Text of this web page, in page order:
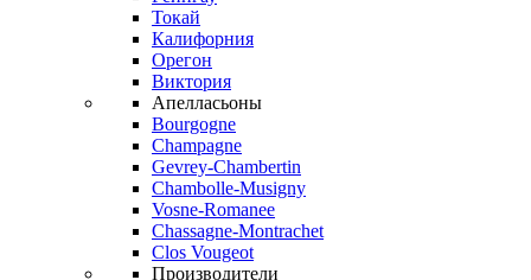
Токай
Калифорния
Орегон
Виктория
Апелласьоны
Bourgogne
Champagne
Gevrey-Chambertin
Chambolle-Musigny
Vosne-Romanee
Chassagne-Montrachet
Clos Vougeot
Производители